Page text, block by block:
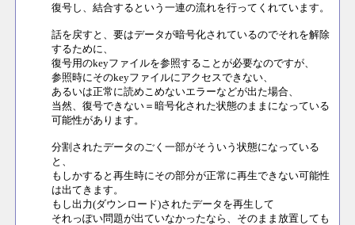
復号し、結合するという一連の流れを行ってくれています。
話を戻すと、要はデータが暗号化されているのでそれを解除
するために、
復号用のkeyファイルを参照することが必要なのですが、
参照時にそのkeyファイルにアクセスできない、
あるいは正常に読めこめないエラーなどが出た場合、
当然、復号できない＝暗号化された状態のままになっている
可能性があります。
分割されたデータのごく一部がそういう状態になっている
と、
もしかすると再生時にその部分が正常に再生できない可能性
は出てきます。
もし出力(ダウンロード)されたデータを再生して
それっぽい問題が出ていなかったなら、そのまま放置しても